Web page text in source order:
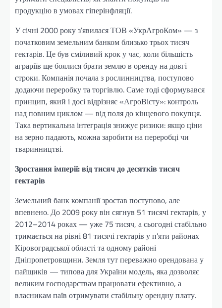
продукцію в умовах гіперінфляції.
У січні 2000 року з’явилася ТОВ «УкрАгроКом» — з
початковим земельним банком близько трьох тисяч
гектарів. Це був сміливий крок у час, коли більшість
аграріїв ще боялися брати землю в оренду на довгі
строки. Компанія почала з рослинництва, поступово
додаючи переробку та торгівлю. Саме тоді сформувався
принцип, який і досі відрізняє «АгроВісту»: контроль
над повним циклом — від поля до кінцевого покупця.
Така вертикальна інтеграція знижує ризики: якщо ціни
на зерно падають, можна заробити на переробці чи
тваринництві.
Зростання імперії: від тисяч до десятків тисяч
гектарів
Земельний банк компанії зростав поступово, але
впевнено. До 2009 року він сягнув 51 тисячі гектарів, у
2012–2014 роках — уже 75 тисяч, а сьогодні стабільно
тримається на рівні 81 тисячі гектарів у п’яти районах
Кіровоградської області та одному районі
Дніпропетровщини. Земля тут переважно орендована у
пайщиків — типова для України модель, яка дозволяє
великим господарствам працювати ефективно, а
власникам паїв отримувати стабільну орендну плату.